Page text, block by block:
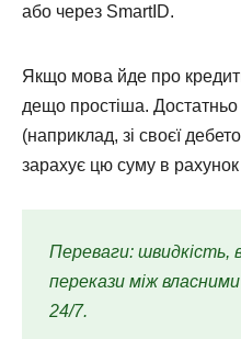
або через SmartID.
Якщо мова йде про
дещо простіша.
(наприклад, зі своєї
зарахує цю суму в рахунок
Переваги: швидкість,
перекази між
24/7.